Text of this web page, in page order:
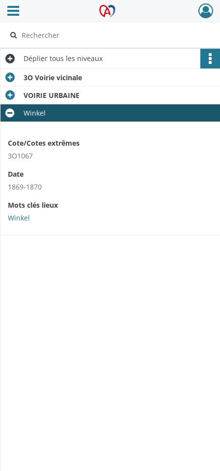
Archives Alsace - Colmar
Ouvrir le menu déroulant
Déplier tous les niveaux
3O Voirie vicinale
VOIRIE URBAINE
Winkel
Cote/Cotes extrêmes
3O1067
Date
1869-1870
Mots clés lieux
Winkel